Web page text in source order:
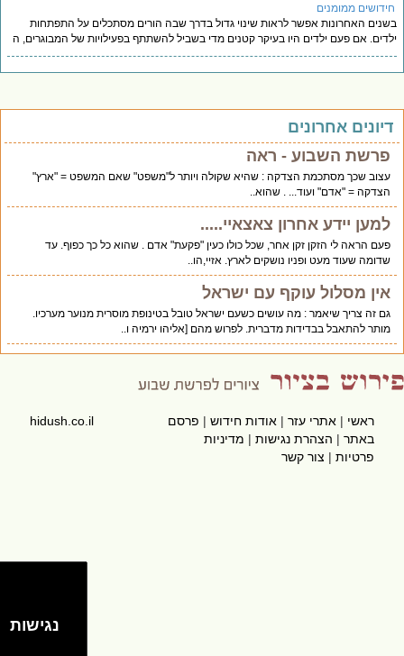
ממומנים
האחרונות אפשר לראות שינוי גדול בדרך שבה הורים מסתכלים על התפתחות
אם פעם ילדים היו בעיקר קטנים מדי בשביל להשתתף בפעילויות של המבוגרים, ה
אחרונים
פרשת השבוע - ראה
עצוב שכך מסתכמת הצדקה : שהיא שקולה ויותר ל"משפט" שאם המשפט = "ארץ"
הצדקה = "אדם" ועוד... . שהוא..
למען יידע אחרון צאצאיי.....
פעם הראה לי הזקן זקן אחר, שכל כולו כעין "פקעת" אדם . שהוא כל כך כפוף. עד
שדומה שעוד מעט ופניו נושקים לארץ. אזיי,הו..
אין מסלול עוקף עם ישראל
גם זה צריך שיאמר : מה עושים כשעם ישראל טובל בטינופת מוסרית מנוער מערכיו.
מותר להתאבל בבדידות מדברית. לפרוש מהם [אליהו ירמיה ו..
ראשי|אתרי עזר|אודות חידוש|פרסם
באתר|הצהרת נגישות|מדיניות
פרטיות|צור קשר
hidush.co.il
נגישות